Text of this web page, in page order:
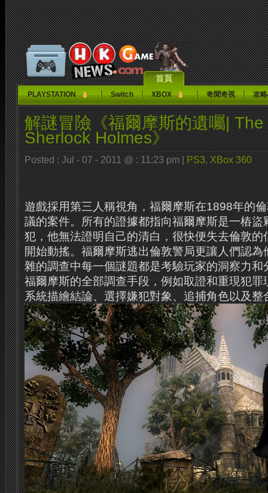
首頁
PLAYSTATION Switch XBOX 奇聞奇視 攻
解謎冒險《福爾摩斯的遺囑|
Sherlock Holmes》
Posted : Jul - 07 - 2011 @ : 11:23 pm | PS3, XBox 360
遊戲採用第三人稱視角，福爾摩斯在1898年的
議的案件。 所有的證據都指向福爾摩斯是一樁
犯，他無法證明自己的清白，很快便失去倫敦的
開始動搖。 福爾摩斯逃出倫敦警局更讓人們認為
雜的調查中每一個謎題都是考驗玩家的洞察力和
福爾摩斯的全部調查手段，例如取證和重現犯罪
系統描繪結論、選擇嫌犯對象、追捕角色以及整